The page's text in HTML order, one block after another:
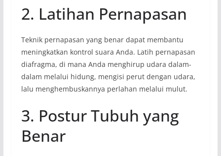
2. Latihan Pernapasan
Teknik pernapasan yang benar dapat membantu
meningkatkan kontrol suara Anda. Latih pernapasan
diafragma, di mana Anda menghirup udara dalam-
dalam melalui hidung, mengisi perut dengan udara,
lalu menghembuskannya perlahan melalui mulut.
3. Postur Tubuh yang
Benar